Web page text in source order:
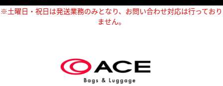
※土曜日・祝日は発送業務のみとなり、お問い合わせ対応は行っており
ません。